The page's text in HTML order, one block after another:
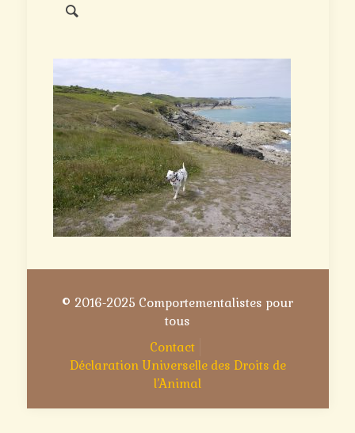
© 2016-2025 Comportementalistes pour
tous
Contact
Déclaration Universelle des Droits de
l’Animal